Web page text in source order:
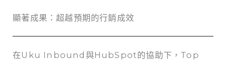
顯著成果：超越預期的行銷成效
在Uku Inbound與HubSpot的協助下，Top